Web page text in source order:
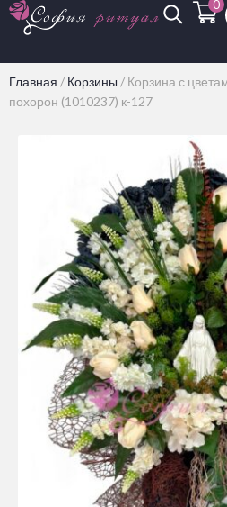
0
Главная / Корзины / Корзина с
похорон (1010237) к-127